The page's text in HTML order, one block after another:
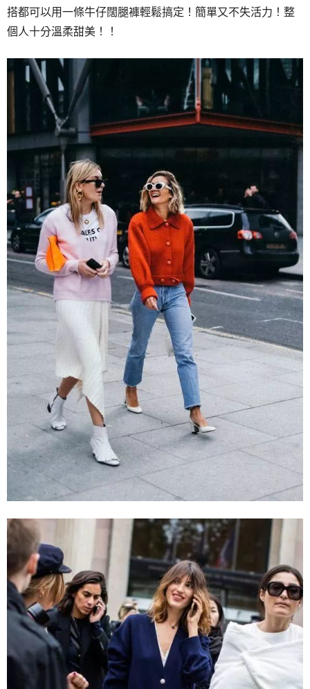
搭都可以用一條牛仔闊腿褲輕鬆搞定！簡單又不失活力！整
個人十分溫柔甜美！！